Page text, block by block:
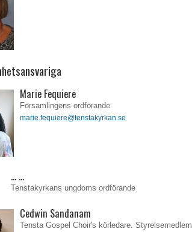
Marie Fequiere
Församlingens ordförande
marie.fequiere@tenstakyrkan.se
… …
Tenstakyrkans ungdoms ordförande
Cedwin Sandanam
Tensta Gospel Choir's körledare. Styrelsemedlem